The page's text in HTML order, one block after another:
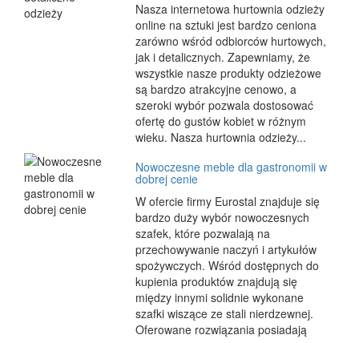
Nasza internetowa hurtownia odzieży
online na sztuki jest bardzo ceniona
zarówno wśród odbiorców hurtowych,
jak i detalicznych. Zapewniamy, że
wszystkie nasze produkty odzieżowe
są bardzo atrakcyjne cenowo, a
szeroki wybór pozwala dostosować
ofertę do gustów kobiet w różnym
wieku. Nasza hurtownia odzieży...
Nowoczesne meble dla gastronomii w
dobrej cenie
W ofercie firmy Eurostal znajduje się
bardzo duży wybór nowoczesnych
szafek, które pozwalają na
przechowywanie naczyń i artykułów
spożywczych. Wśród dostępnych do
kupienia produktów znajdują się
między innymi solidnie wykonane
szafki wiszące ze stali nierdzewnej.
Oferowane rozwiązania posiadają